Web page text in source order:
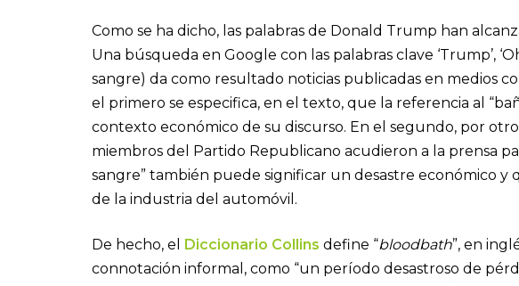
Como se ha dicho, las palabras de Donald Trump han
Una búsqueda en Google con las palabras clave ‘Trump’,
sangre) da como resultado noticias publicadas en medios
el primero se especifica, en el texto, que la referencia al
contexto económico de su discurso. En el segundo, por
miembros del Partido Republicano acudieron a la prensa
sangre” también puede significar un desastre económico
de la industria del automóvil.
De hecho, el Diccionario Collins define “bloodbath”, en
connotación informal, como “un período desastroso de